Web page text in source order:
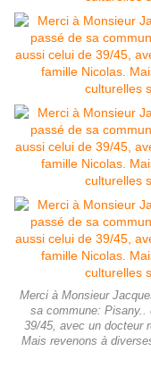
Merci à Monsieur
sa commune: Pisany..
39/45, avec un docteur
Mais revenons à